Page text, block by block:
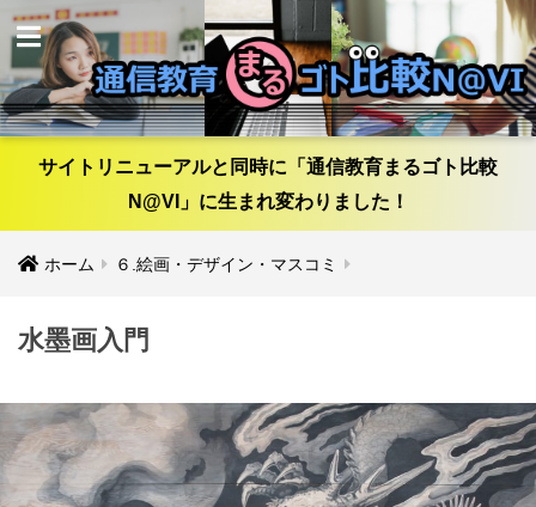
サイトリニューアルと同時に「通信教育まるゴト比較
N@VI」に生まれ変わりました！
ホーム ６.絵画・デザイン・マスコミ
水墨画入門